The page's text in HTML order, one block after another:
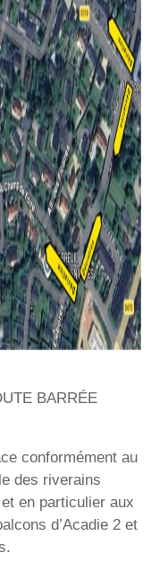
BARRÉE
conformément au
des riverains
en particulier aux
d’Acadie 2 et